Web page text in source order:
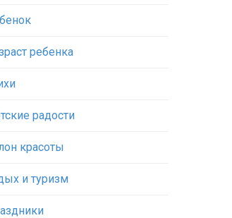
ребенка
радости
красоты
и туризм